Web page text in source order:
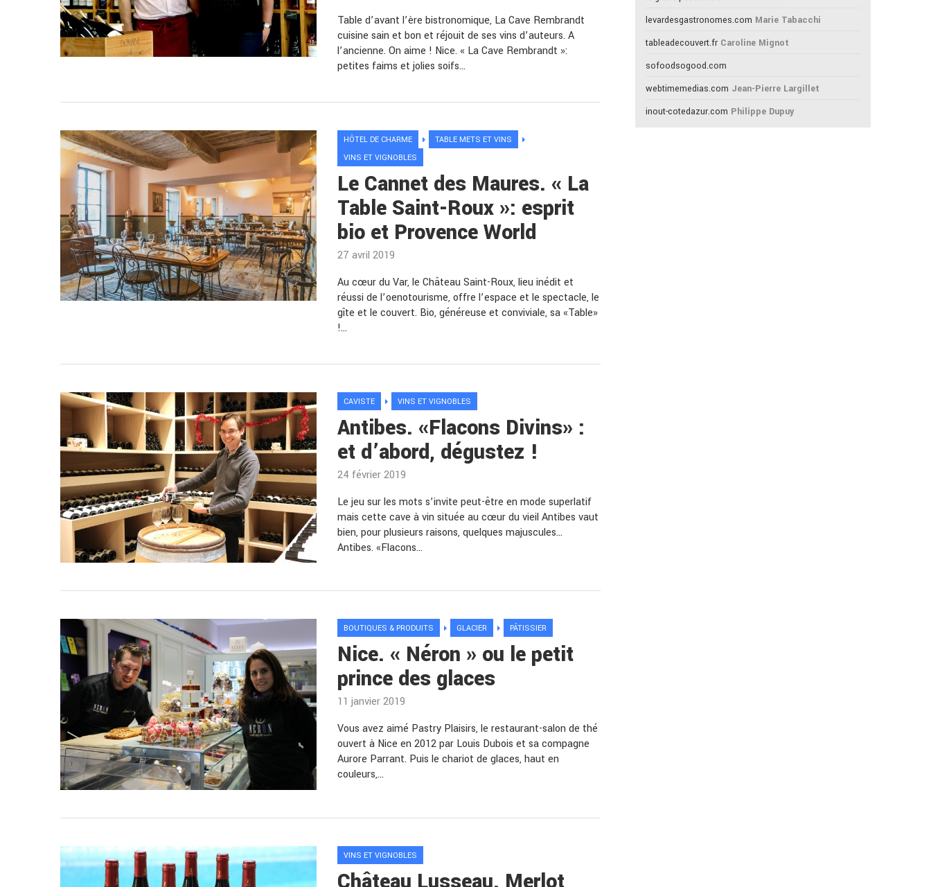
Table d’avant l’ère bistronomique, La Cave Rembrandt
cuisine sain et bon et réjouit de ses vins d’auteurs. A
l’ancienne. On aime ! Nice. « La Cave Rembrandt »:
petites faims et jolies soifs…
HÔTEL DE CHARME
TABLE METS ET VINS
VINS ET VIGNOBLES
Le Cannet des Maures. « La
Table Saint-Roux »: esprit
bio et Provence World
27 avril 2019
Au cœur du Var, le Château Saint-Roux, lieu inédit et
réussi de l’oenotourisme, offre l’espace et le spectacle, le
gîte et le couvert. Bio, généreuse et conviviale, sa «Table»
!…
CAVISTE VINS ET VIGNOBLES
Antibes. «Flacons Divins» :
et d’abord, dégustez !
24 février 2019
Le jeu sur les mots s’invite peut-être en mode superlatif
mais cette cave à vin située au cœur du vieil Antibes vaut
bien, pour plusieurs raisons, quelques majuscules…
Antibes. «Flacons…
BOUTIQUES & PRODUITS GLACIER PÂTISSIER
Nice. « Néron » ou le petit
prince des glaces
11 janvier 2019
Vous avez aimé Pastry Plaisirs, le restaurant-salon de thé
ouvert à Nice en 2012 par Louis Dubois et sa compagne
Aurore Parrant. Puis le chariot de glaces, haut en
couleurs,…
VINS ET VIGNOBLES
levardesgastronomes.com Marie Tabacchi
tableadecouvert.fr Caroline Mignot
sofoodsogood.com
webtimemedias.com Jean-Pierre Largillet
inout-cotedazur.com Philippe Dupuy